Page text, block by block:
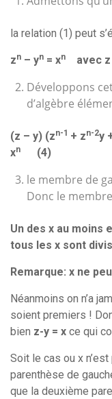
la relation (1) peut
zn – yn = xn avec z
Développons
d’algèbre
(z – y) (zn-1 + zn-2y
xn (4)
le membre de
Donc le
Un des x au moins
tous les x sont
Remarque: x ne
Néanmoins on n’a
soient premiers !
bien z-y = x ce qui
Soit le cas ou x
parenthèse de
que la deuxième